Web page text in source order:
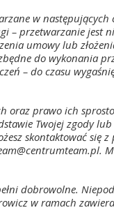
w następujących
– przetwarzanie jest
umowy lub
do wykonania
– do czasu
oraz prawo ich
Twojej zgody
skontaktować się
dobrowolne.
w ramach